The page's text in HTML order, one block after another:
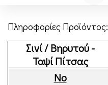
Πληροφορίες Προϊόντος:
Σινί / Βηρυτού -
Ταψί Πίτσας
Νο